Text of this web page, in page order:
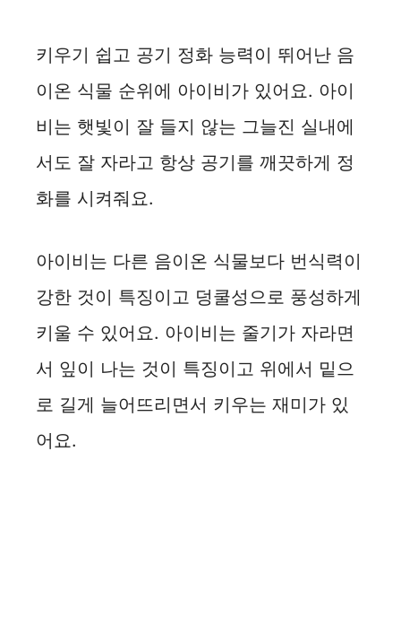
키우기 쉽고 공기 정화 능력이 뛰어난 음
이온 식물 순위에 아이비가 있어요. 아이
비는 햇빛이 잘 들지 않는 그늘진 실내에
서도 잘 자라고 항상 공기를 깨끗하게 정
화를 시켜줘요.
아이비는 다른 음이온 식물보다 번식력이
강한 것이 특징이고 덩쿨성으로 풍성하게
키울 수 있어요. 아이비는 줄기가 자라면
서 잎이 나는 것이 특징이고 위에서 밑으
로 길게 늘어뜨리면서 키우는 재미가 있
어요.